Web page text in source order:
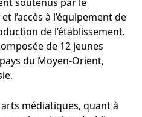
soutenus par le
l’accès à l’équipement de
de l’établissement.
de 12 jeunes
du Moyen-Orient,
arts médiatiques, quant à